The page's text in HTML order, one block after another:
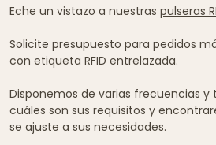
Eche un vistazo a nuestras pulseras
Solicite presupuesto para pedidos
con etiqueta RFID entrelazada.
Disponemos de varias frecuencias y
cuáles son sus requisitos y
se ajuste a sus necesidades.